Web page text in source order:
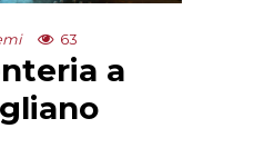
63
a